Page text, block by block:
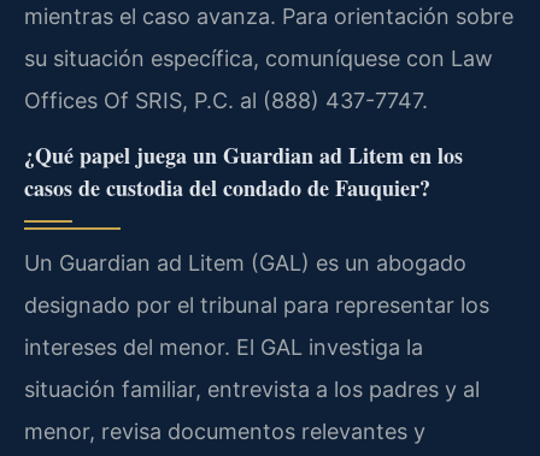
mientras el caso avanza. Para orientación sobre
su situación específica, comuníquese con Law
Offices Of SRIS, P.C. al (888) 437-7747.
¿Qué papel juega un Guardian ad Litem en los
casos de custodia del condado de Fauquier?
Un Guardian ad Litem (GAL) es un abogado
designado por el tribunal para representar los
intereses del menor. El GAL investiga la
situación familiar, entrevista a los padres y al
menor, revisa documentos relevantes y